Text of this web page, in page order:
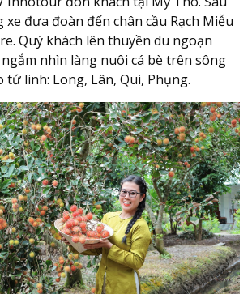
xe đưa đoàn đến chân cầu Rạch Miễu
Quý khách lên thuyền du ngoạn
nhìn làng nuôi cá bè trên sông
tứ linh: Long, Lân, Qui, Phụng.